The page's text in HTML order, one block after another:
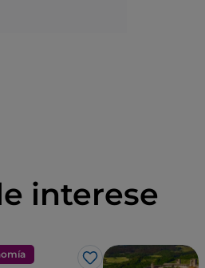
interese